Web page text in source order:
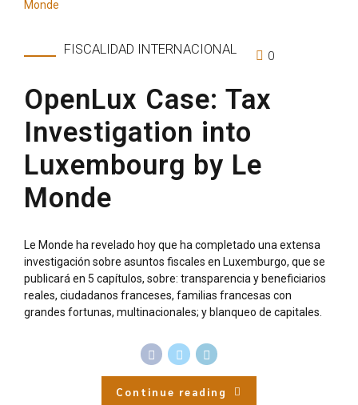
FISCALIDAD INTERNACIONAL 0
OpenLux Case: Tax
Investigation into
Luxembourg by Le
Monde
Le Monde ha revelado hoy que ha completado una extensa
investigación sobre asuntos fiscales en Luxemburgo, que se
publicará en 5 capítulos, sobre: ​​transparencia y beneficiarios
reales, ciudadanos franceses, familias francesas con
grandes fortunas, multinacionales; y blanqueo de capitales.
Continue reading